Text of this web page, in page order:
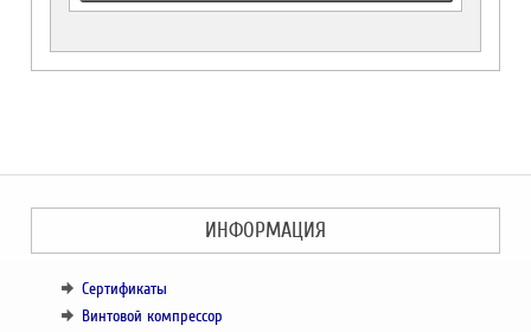
ИНФОРМАЦИЯ
Сертификаты
Винтовой компрессор